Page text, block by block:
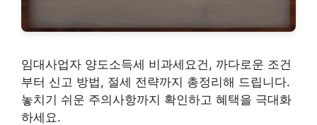
임대사업자 양도소득세 비과세요건, 까다로운 조건
부터 신고 방법, 절세 전략까지 총정리해 드립니다.
놓치기 쉬운 주의사항까지 확인하고 혜택을 극대화
하세요.